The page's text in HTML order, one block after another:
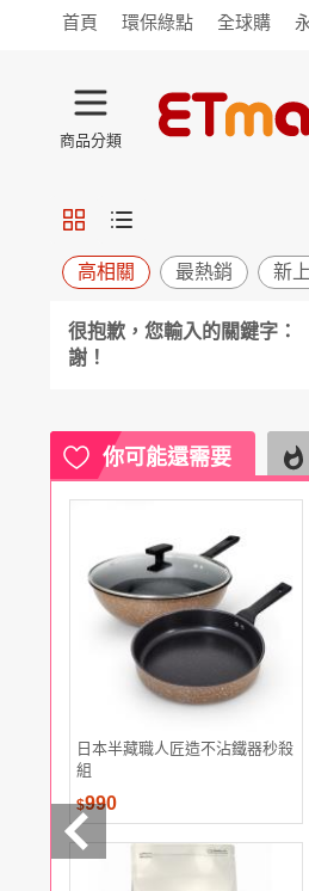
首頁 環保綠點 全球購
商品分類
旅遊
寵物
保健
用品 機能
窈窕
日用
紙品 清潔
口腔
鍋具
寢具
家具 收納
宗教
Apple
小米 手機平板
穿戴
週邊 電玩
耳機
保養
彩妝 美髮 香氛
高相關 最熱銷 新
很抱歉，您輸入的關鍵字：
謝！
你可能還需要
日本半藏職人匠造不沾鐵器秒殺
組
$990